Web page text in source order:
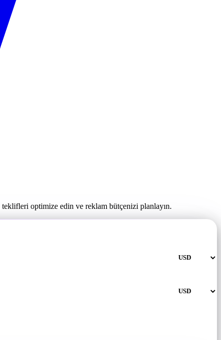
teklifleri optimize edin ve reklam bütçenizi planlayın.